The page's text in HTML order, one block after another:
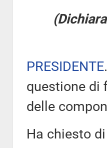
PRESIDENTE
questione di
delle
Ha chiesto